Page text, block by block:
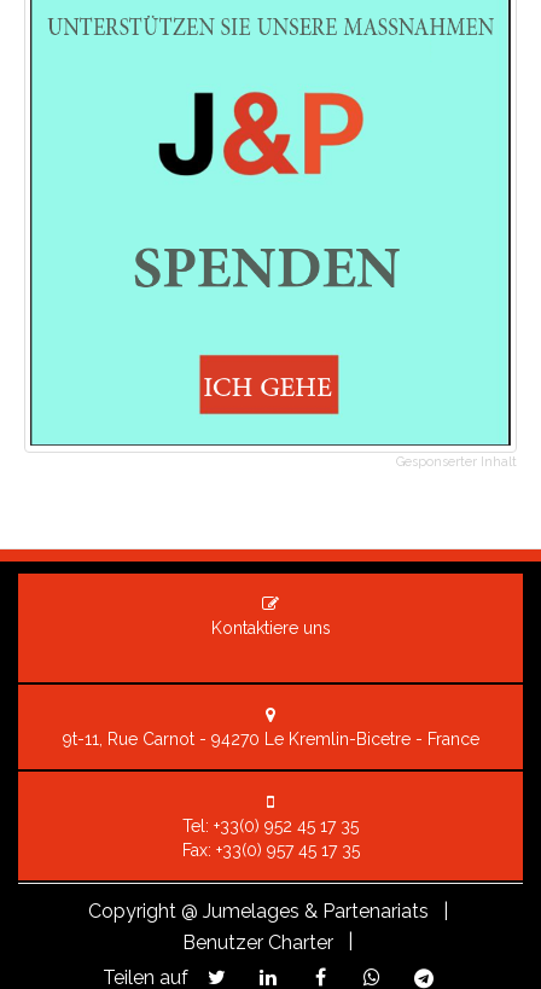
Gesponserter Inhalt
Kontaktiere uns
9t-11, Rue Carnot - 94270 Le Kremlin-Bicetre - France
Tel: +33(0) 952 45 17 35
Fax: +33(0) 957 45 17 35
Copyright@ Jumelages & Partenariats |
Benutzer Charter
Teilen auf